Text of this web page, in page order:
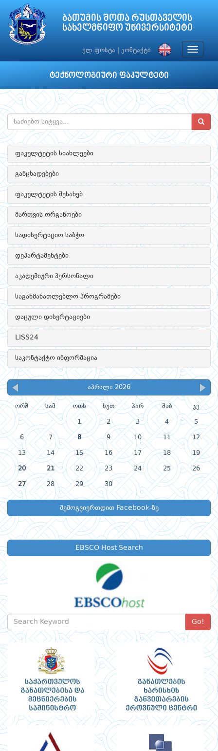
ბათუმის შოთა რუსთაველის
სახელმწიფო უნივერსიტეტი
ელ.ფოსტა კონტაქტი
Toggle
ტექნოლოგიური ფაკულტეტი
ფაკულტეტის სიახლეები
განცხადებები
ფაკულტეტის შესახებ
მართვის ორგანოები
სადისერტაციო საბჭო
დეპარტამენტები
აკადემიური პერსონალი
საგანმანათლებლო პროგრამები
დაცული დისერტაციები
LISS24
საკონტაქტო ინფორმაცია
აპრილი 2026
ორშ სამ ოთხ ხუთ პარ შაბ კვ
1 2 3 4 5
6 7 8 9 10 11 12
13 14 15 16 17 18 19
20 21 22 23 24 25 26
27 28 29 30
შემოგვიერთდით Facebook-ზე
EBSCO Host Search
Go!